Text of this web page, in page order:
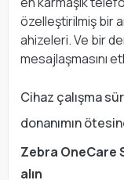
özelleştirilmiş bir
ahizeleri. Ve bir
mesajlaşmasını
Cihaz çalışma
donanımın
Zebra OneCare
alın